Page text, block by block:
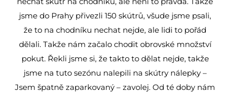
jsme do Prahy přivezli 150 skútrů, všude jsme psali,
že to na chodníku nechat nejde, ale lidi to pořád
dělali. Takže nám začalo chodit obrovské množství
pokut. Řekli jsme si, že takto to dělat nejde, takže
jsme na tuto sezónu nalepili na skútry nálepky –
Jsem špatně zaparkovaný – zavolej. Od té doby nám